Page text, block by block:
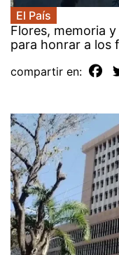
El País
Flores, memoria
para honrar a los
compartir en: